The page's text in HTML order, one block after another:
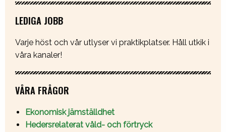
LEDIGA JOBB
Varje höst och vår utlyser vi praktikplatser. Håll utkik i
våra kanaler!
VÅRA FRÅGOR
Ekonomisk jämställdhet
Hedersrelaterat våld- och förtryck